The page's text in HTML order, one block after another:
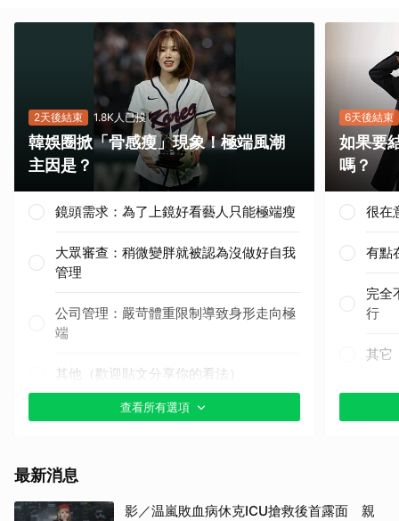
2天後結束 1.8K人已投
韓娛圈掀「骨感瘦」現象！極端風潮
主因是？
鏡頭需求：為了上鏡好看藝人只能極端瘦
大眾審查：稍微變胖就被認為沒做好自我
管理
公司管理：嚴苛體重限制導致身形走向極
端
其他（歡迎貼文分享你的看法）
查看所有選項
6天後結束
如果要
嗎？
很在
有點
完全
行
其它
最新消息
影／温嵐敗血病休克ICU搶救後首露面 親